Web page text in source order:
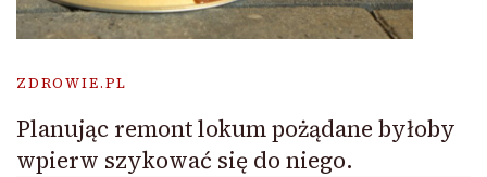
ZDROWIE.PL
Planując remont lokum pożądane byłoby
wpierw szykować się do niego.